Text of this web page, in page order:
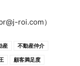
roi.com）
産
不動産仲介
顧客満足度